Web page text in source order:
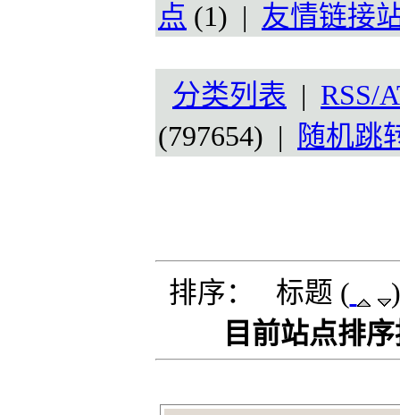
点 (1) | 友情链接
分类列表 | RSS/
(797654) |
随机跳
排序： 标题 (
目前站点排